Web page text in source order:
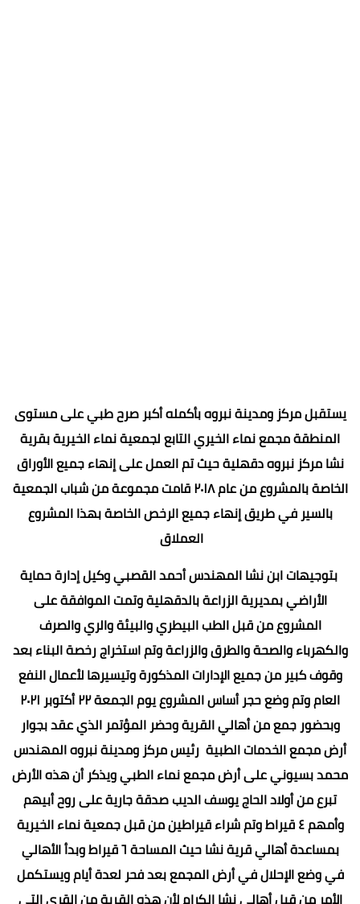
يستقبل مركز ومدينة نبروه بأكمله أكبر صرح طبي على مستوى
المنطقة مجمع نماء الخيري التابع لجمعية نماء الخيرية بقرية
نشا مركز نبروه دقهلية حيث تم العمل على إنهاء جميع الأوراق
الخاصة بالمشروع من عام ٢٠١٨ قامت مجموعة من شباب الجمعية
بالسير في طريق إنهاء جميع الرخص الخاصة بهذا المشروع
العملاق
بتوجيهات ابن نشا المهندس أحمد القصبي وكيل إدارة حماية
الأراضي بمديرية الزراعة بالدقهلية وتمت الموافقة على
المشروع من قبل الطب البيطري والبيئة والري والصرف
والكهرباء والصحة والطرق والزراعة وتم استخراج رخصة البناء بعد
وقوف كبير من جميع الإدارات المذكورة وتيسيرها لأعمال النفع
العام وتم وضع حجر أساس المشروع يوم الجمعة ٢٢ أكتوبر ٢٠٢١
وبحضور جمع من أهالي القرية وحضر المؤتمر الذي عقد بجوار
أرض مجمع الخدمات الطبية رئيس مركز ومدينة نبروه المهندس
محمد بسيوني على أرض مجمع نماء الطبي ويذكر أن هذه الأرض
تبرع من أولاد الحاج يوسف الديب صدقة جارية على روح أبيهم
وأمهم ٤ قيراط وتم شراء قيراطين من قبل جمعية نماء الخيرية
بمساعدة أهالي قرية نشا حيث المساحة ٦ قيراط وبدأ الأهالي
في وضع الإحلال في أرض المجمع بعد فحر لعدة أيام ويستكمل
الأمر من قبل أهالي نشا الكرام لأن هذه القرية من القرى التي